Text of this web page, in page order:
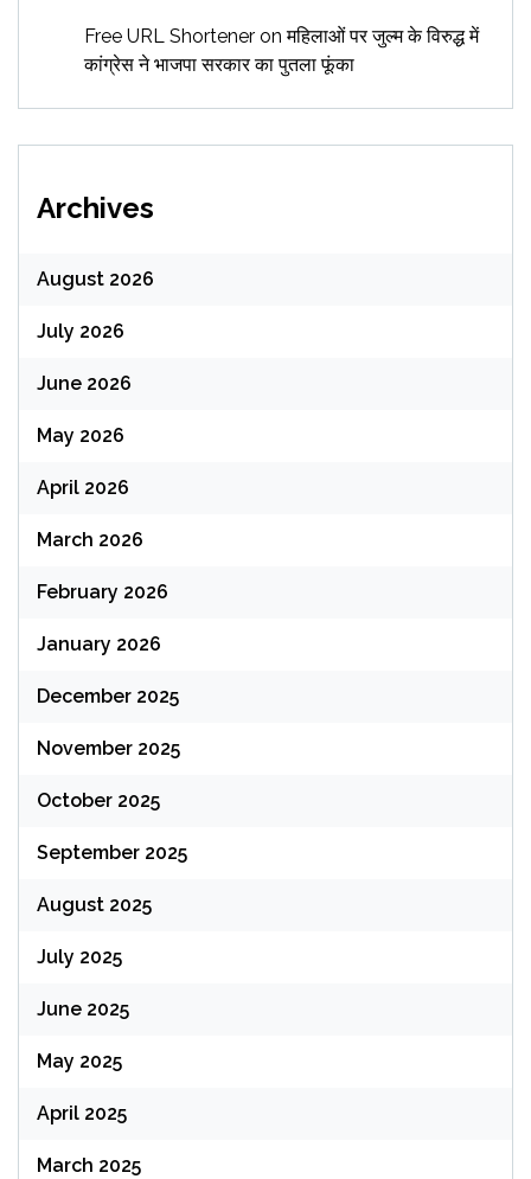
Free URL Shortener onमहिलाओं पर जुल्म के विरुद्ध में
कांग्रेस ने भाजपा सरकार का पुतला फूंका
Archives
August 2026
July 2026
June 2026
May 2026
April 2026
March 2026
February 2026
January 2026
December 2025
November 2025
October 2025
September 2025
August 2025
July 2025
June 2025
May 2025
April 2025
March 2025